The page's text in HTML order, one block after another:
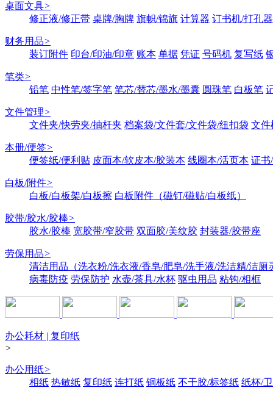
桌面文具>
修正液/修正带 桌牌/胸牌 旗帜/锦旗 计算器 订书机/打孔器
财务用品>
装订附件 印台/印油/印章 账本 单据 凭证 号码机 复写纸
笔类>
铅笔 中性笔/签字笔 笔芯/替芯/墨水/墨囊 圆珠笔 白板笔
文件管理>
文件夹/快劳夹/抽杆夹 档案袋/文件套/文件袋/纽扣袋 文件
本册/便签>
便签纸/便利贴 皮面本/软皮本/胶装本 线圈本/活页本 证书
白板/附件>
白板/白板架/白板擦 白板附件（磁钉/磁贴/白板纸）
胶带/胶水/胶棒>
胶水/胶棒 宽胶带/窄胶带 双面胶/美纹胶 封装器/胶带座
劳保用品>
清洁用品（洗衣粉/洗衣液/香皂/肥皂/洗手液/洗洁精/洁厕
病毒防疫 劳保防护 水壶/茶具/水杯 驱虫用品 粘钩/相框
办公耗材 | 复印纸
>
办公用纸>
相纸 热敏纸 复印纸 连打纸 铜板纸 不干胶/标签纸 纸杯/